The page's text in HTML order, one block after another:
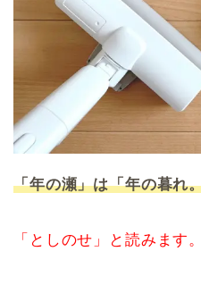
「年の瀬」は「年の暮れ
「としのせ」と読みます。